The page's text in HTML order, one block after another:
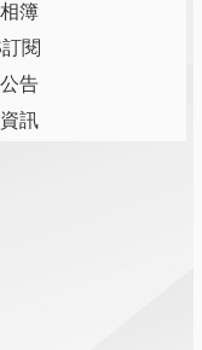
簿
閱
告
訊